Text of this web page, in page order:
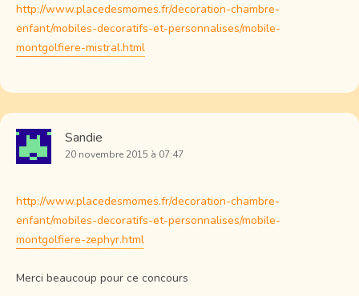
http://www.placedesmomes.fr/decoration-chambre-
enfant/mobiles-decoratifs-et-personnalises/mobile-
montgolfiere-mistral.html
Sandie
20 novembre 2015 à 07:47
http://www.placedesmomes.fr/decoration-chambre-
enfant/mobiles-decoratifs-et-personnalises/mobile-
montgolfiere-zephyr.html
Merci beaucoup pour ce concours